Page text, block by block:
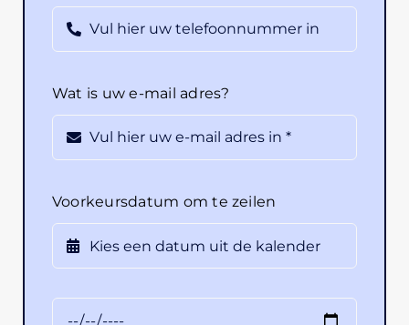
Wat is uw e-mail adres?
Voorkeursdatum om te zeilen